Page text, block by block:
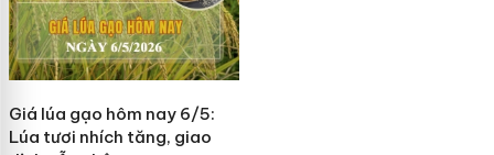
Giá lúa gạo hôm nay 6/5:
Lúa tươi nhích tăng, giao